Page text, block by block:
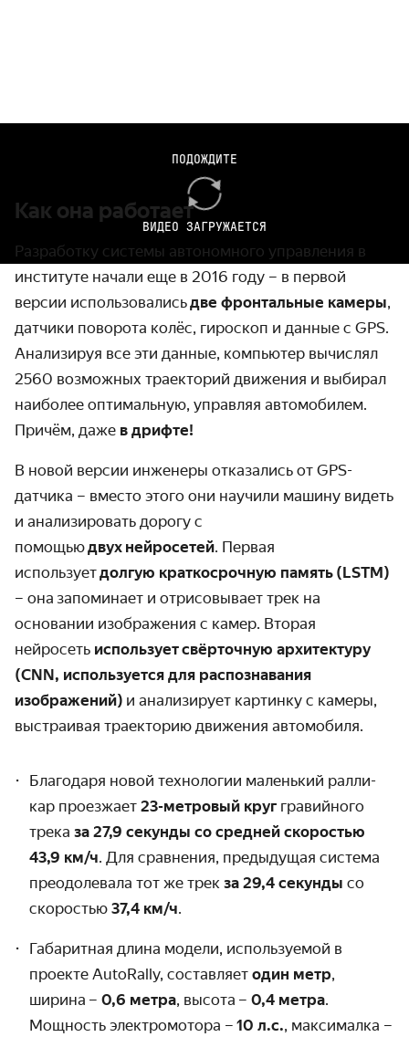
ПОДОЖДИТЕ
ВИДЕО ЗАГРУЖАЕТСЯ
the paper available on arXiv: https://arxiv.org/abs/1812.02071
Как она работает
Разработку системы автономного управления в
институте начали еще в 2016 году – в первой
версии использовалисьдве фронтальные камеры,
датчики поворота колёс, гироскоп и данные с GPS.
Анализируя все эти данные, компьютер вычислял
2560 возможных траекторий движения и выбирал
наиболее оптимальную, управляя автомобилем.
Причём, даже в дрифте!
В новой версии инженеры отказались от GPS-
датчика – вместо этого они научили машину видеть
и анализировать дорогу с
помощьюдвух нейросетей. Первая
используетдолгую краткосрочную память (LSTM)
– она запоминает и отрисовывает трек на
основании изображения с камер. Вторая
нейросеть использует свёрточную архитектуру
(CNN, используется для распознавания
изображений) и анализирует картинку с камеры,
выстраивая траекторию движения автомобиля.
Благодаря новой технологии маленький ралли-
кар проезжает 23-метровый круг гравийного
трека за 27,9 секунды со средней скоростью
43,9 км/ч. Для сравнения, предыдущая система
преодолевала тот же трек за 29,4 секунды со
скоростью 37,4 км/ч.
Габаритная длина модели, используемой в
проекте AutoRally, составляет один метр,
ширина – 0,6 метра, высота – 0,4 метра.
Мощность электромотора – 10 л.с., максималка –